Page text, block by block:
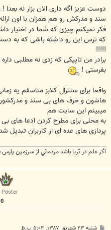
دوست عزیز اگه داری الان بزار نه
سند و مدرکش رو هم همزان با اون
فکر نمیکنم چیزی که شما در اختیار
که ترس این رو داشته باشی که به دست
!!!!!
برادر من تاپیکی که زدی نه مطلبی
بفرستی !
واقعا برای سنترال کلابز متاسفم یه
هاشون و حرف های بی سند و مدرکشون
میبینم این سایت هم
به محلی برای مطرح کردن ادعا های
پردازی های عده ای از کاربران تبدیل
اگر علم در ثريا باشد مردماني از سرزمين
Poster
پ شنبه ۲۳ شهریور ۱۳۸۷, ۵:۰۳ ب.ظ